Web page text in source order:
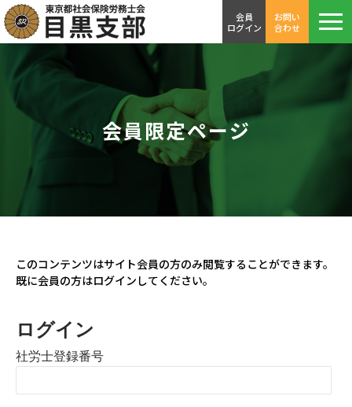
会員
ログイン
お問い
合わせ
会員限定ページ
このコンテンツはサイト会員の方のみ閲覧することができます。
既に会員の方はログインしてください。
ログイン
社労士登録番号